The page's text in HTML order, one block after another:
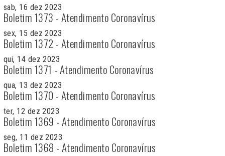
sab, 16 dez 2023
Boletim 1373 - Atendimento Coronavírus
sex, 15 dez 2023
Boletim 1372 - Atendimento Coronavírus
qui, 14 dez 2023
Boletim 1371 - Atendimento Coronavírus
qua, 13 dez 2023
Boletim 1370 - Atendimento Coronavírus
ter, 12 dez 2023
Boletim 1369 - Atendimento Coronavírus
seg, 11 dez 2023
Boletim 1368 - Atendimento Coronavírus